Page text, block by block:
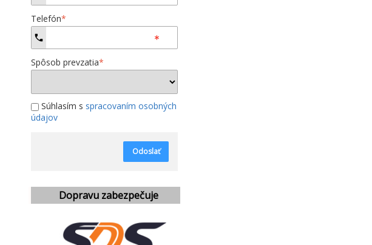
Telefón*
Spôsob prevzatia*
Súhlasím s spracovaním osobných
údajov
Odoslať
Dopravu zabezpečuje